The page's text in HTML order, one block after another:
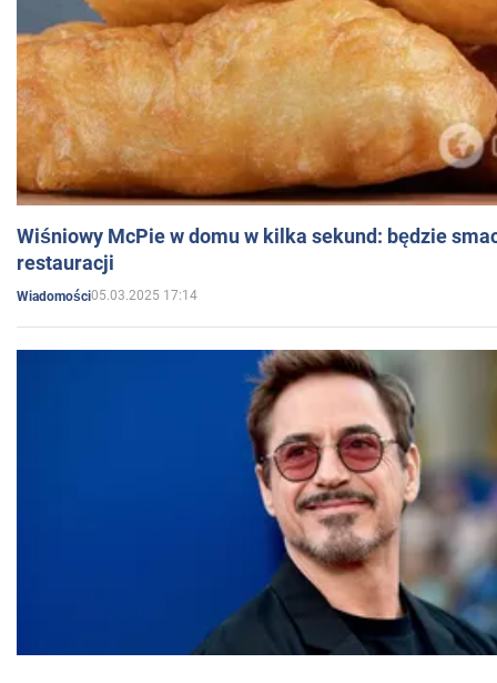
Wiśniowy McPie w domu w kilka sekund: będzie
restauracji
Wiadomości05.03.2025 17:14